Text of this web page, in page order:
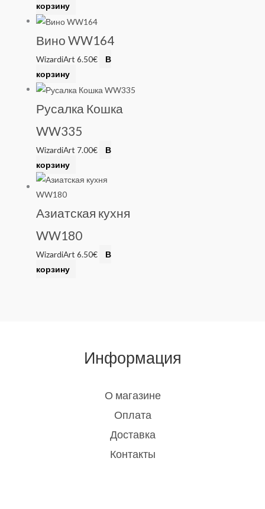
корзину
Вино WW164
WizardiArt6.50€
В
корзину
Русалка Кошка
WW335
WizardiArt 7.00€
В
корзину
Азиатская кухня
WW180
WizardiArt6.50€
В
корзину
Информация
О магазине
Оплата
Доставка
Контакты